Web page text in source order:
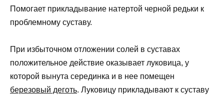
Помогает прикладывание натертой черной редьки к
проблемному суставу.
При избыточном отложении солей в суставах
положительное действие оказывает луковица, у
которой вынута серединка и в нее помещен
березовый деготь. Луковицу прикладывают к суставу